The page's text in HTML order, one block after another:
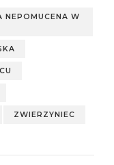
W
ZWIERZYNIEC